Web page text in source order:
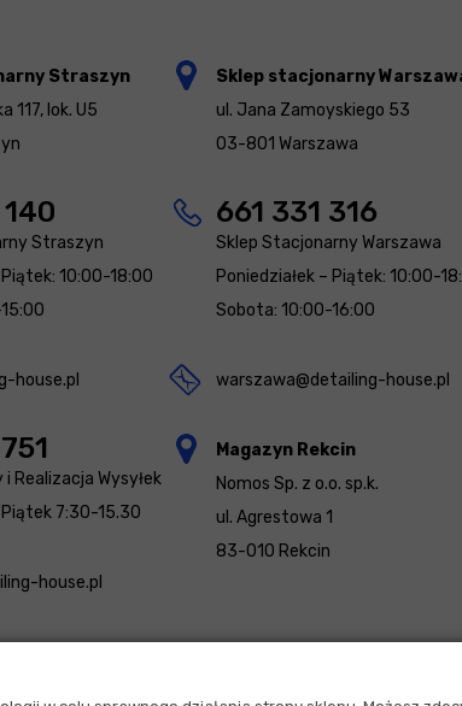
Straszyn
117, lok. U5
Straszyn
Piątek: 10:00-18:00
house.pl
i Realizacja Wysyłek
Piątek 7:30-15.30
house.pl
Sklep stacjonarny
ul. Jana Zamoyskiego 53
03-801 Warszawa
661 331 316
Sklep Stacjonarny Warszawa
Poniedziałek – Piątek: 10:00-
Sobota: 10:00-16:00
warszawa@detailing-house.pl
Magazyn Rekcin
Nomos Sp. z o.o. sp.k.
ul. Agrestowa 1
83-010 Rekcin